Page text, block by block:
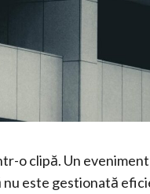
o clipă. Un
este gestionată